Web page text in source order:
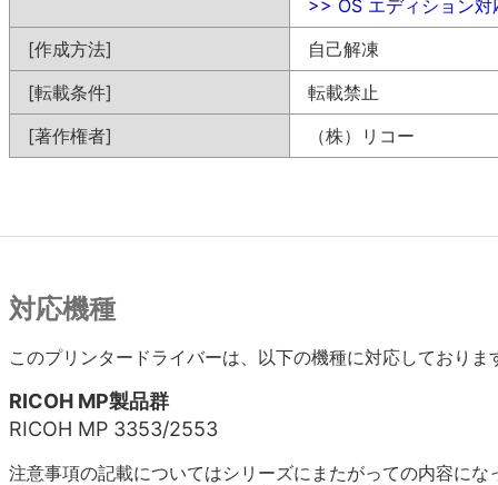
>> OS エディション対
[作成方法]
自己解凍
[転載条件]
転載禁止
[著作権者]
（株）リコー
対応機種
このプリンタードライバーは、以下の機種に対応しておりま
RICOH MP製品群
RICOH MP 3353/2553
注意事項の記載についてはシリーズにまたがっての内容に